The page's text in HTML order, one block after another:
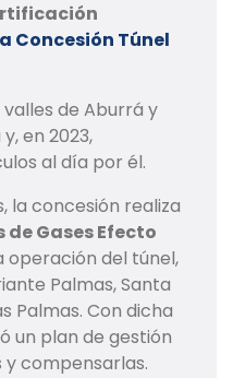
Concesión Túnel
de Aburrá y
en 2023,
al día por él.
la concesión realiza
de Gases Efecto
operación del túnel,
Palmas, Santa
Palmas. Con dicha
un plan de gestión
compensarlas.